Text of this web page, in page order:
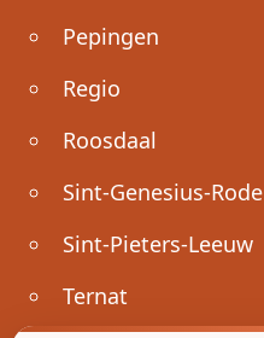
Pepingen
Regio
Roosdaal
Sint-Genesius-Rode
Sint-Pieters-Leeuw
Ternat